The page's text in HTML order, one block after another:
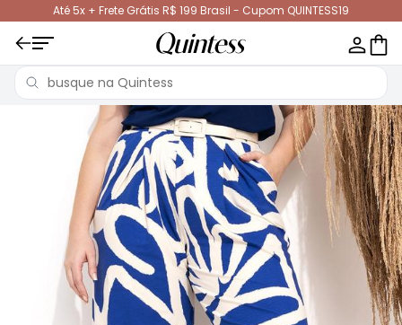
Até 5x + Frete Grátis R$ 199 Brasil - Cupom QUINTESS19